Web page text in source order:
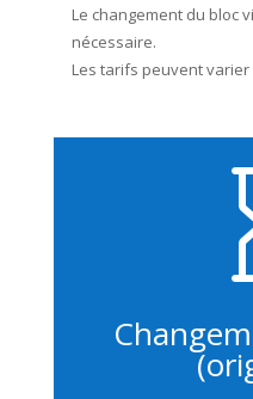
Le changement du bloc
nécessaire.
Les tarifs peuvent